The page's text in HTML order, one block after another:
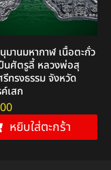
มานมหากาฬ เนื้อตะกั่ว
นศัตรูลี้ หลวงพ่อสุ
ทรงธรรม จังหวัด
เสก
หยิบใส่ตะกร้า